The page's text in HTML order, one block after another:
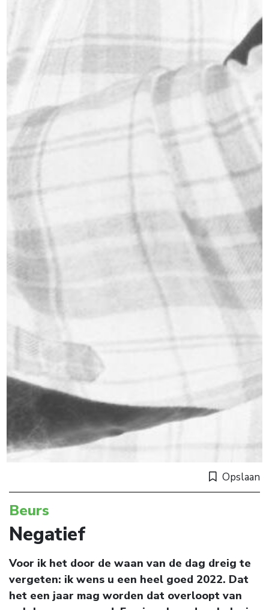
Opslaan
Beurs
Negatief
Voor ik het door de waan van de dag dreig te
vergeten: ik wens u een heel goed 2022. Dat
het een jaar mag worden dat overloopt van